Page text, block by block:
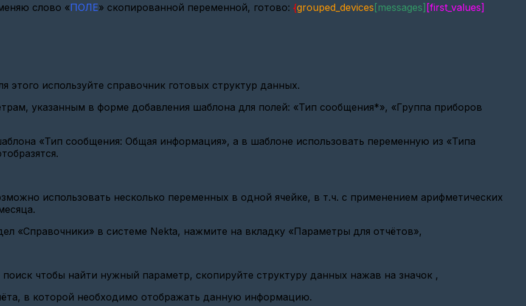
слово «ПОЛЕ» скопированной переменной, готово: {grouped_devices[messages][first_values]
используйте справочник готовых структур данных.
указанным в форме добавления шаблона для полей: «Тип сообщения*», «Группа приборов
«Тип сообщения: Общая информация», а в шаблоне использовать переменную из «Типа
использовать несколько переменных в одной ячейке, в т.ч. с применением арифметических
«Справочники» в системе Nekta, нажмите на вкладку «Параметры для отчётов»,
чтобы найти нужный параметр, скопируйте структуру данных нажав на значок ,
в которой необходимо отображать данную информацию.